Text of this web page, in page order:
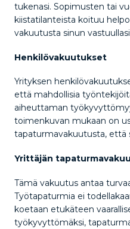
tukenasi. Sopimusten tai
kiistatilanteista koituu
vakuutusta sinun
Henkilövakuutukset
Yrityksen
että mahdollisia
aiheuttaman
toimenkuvan mukaan on
tapaturmavakuutusta, että
Yrittäjän
Tämä vakuutus antaa
Työtapaturmia ei
koetaan etukäteen
työkyvyttömäksi,